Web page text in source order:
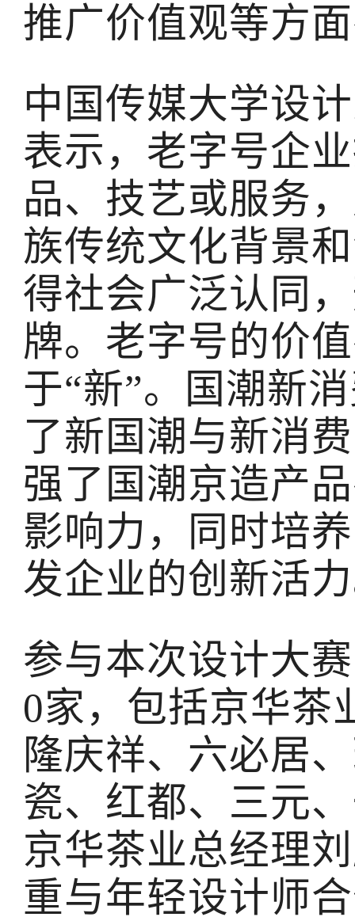
推广价值观等方
中国传媒大学设
表示，老字号企
品、技艺或服务
族传统文化背景
得社会广泛认同
牌。老字号的价
于“新”。国潮新
了新国潮与新消
强了国潮京造产
影响力，同时培
发企业的创新活
参与本次设计大
0家，包括京华茶
隆庆祥、六必居
瓷、红都、三元
京华茶业总经理
重与年轻设计师